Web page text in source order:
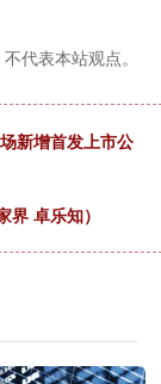
代表本站观点。
新增首发上市公
卓乐知）